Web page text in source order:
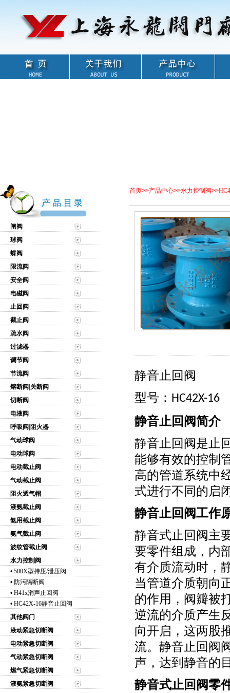
闸阀
球阀
蝶阀
限流阀
安全阀
电磁阀
止回阀
截止阀
疏水阀
过滤器
调节阀
节流阀
熔断阀|关断阀
切断阀
电液阀
呼吸阀|阻火器
气动球阀
电动球阀
电动截止阀
气动截止阀
阻火透气帽
液氨截止阀
氨用截止阀
氨气截止阀
波纹管截止阀
水力控制阀
• 500X型持压/泄压阀
• 防污隔断阀
• H41x消声止回阀
• HC42X-16静音止回阀
其他阀门
液动紧急切断阀
电动紧急切断阀
气动紧急切断阀
燃气紧急切断阀
液氨紧急切断阀
首页>>产品中心>>水力控制阀>>
静音止回阀
型号： HC42X-16
静音止回阀简介
静音止回阀是止
能够有效的控制
高的管道系统中
式进行不同的启
静音止回阀工作
静音式止回阀主
要零件组成，内
有介质流动时，
当管道介质朝向
的作用，阀瓣被
逆流的介质产生
向开启，这两股
流。静音止回阀
声，达到静音的
静音式止回阀零